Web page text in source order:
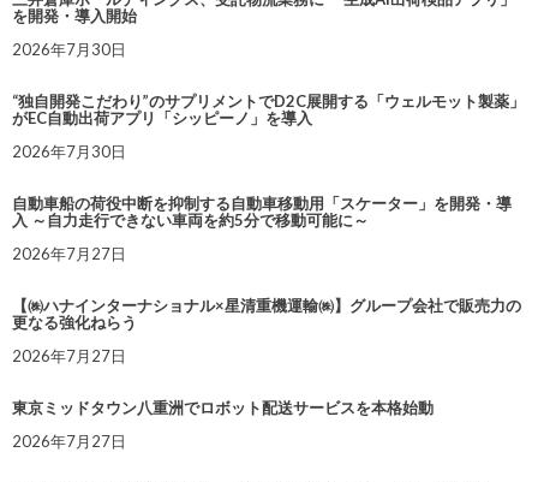
を開発・導入開始
2026年7月30日
“独自開発こだわり”のサプリメントでD2C展開する「ウェルモット製薬」
がEC自動出荷アプリ「シッピーノ」を導入
2026年7月30日
自動車船の荷役中断を抑制する自動車移動用「スケーター」を開発・導
入 ～自力走行できない車両を約5分で移動可能に～
2026年7月27日
【㈱ハナインターナショナル×星清重機運輸㈱】グループ会社で販売力の
更なる強化ねらう
2026年7月27日
東京ミッドタウン八重洲でロボット配送サービスを本格始動
2026年7月27日